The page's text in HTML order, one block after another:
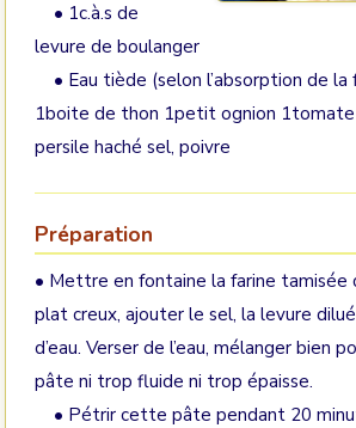
• 1c.à.s de
levure de boulanger
• Eau tiède (selon l’absorption de la
1boite de thon 1petit ognion 1tomate
persile haché sel, poivre
Préparation
• Mettre en fontaine la farine tamisée
plat creux, ajouter le sel, la levure
d’eau. Verser de l’eau, mélanger bien
pâte ni trop fluide ni trop épaisse.
• Pétrir cette pâte pendant 20